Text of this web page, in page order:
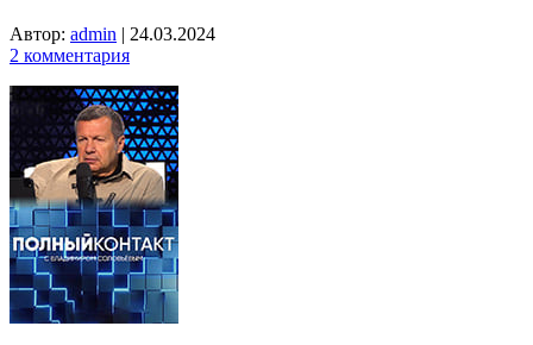
Автор: admin | 24.03.2024
2 комментария